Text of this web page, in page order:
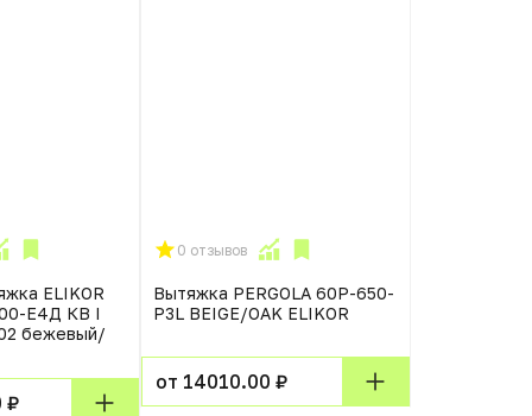
ELIKOR
Е4Д КВ I
бежевый/
₽
0 отзывов
Вытяжка PERGOLA 60P-650-
P3L BEIGE/OAK ELIKOR
от 14010.00 ₽